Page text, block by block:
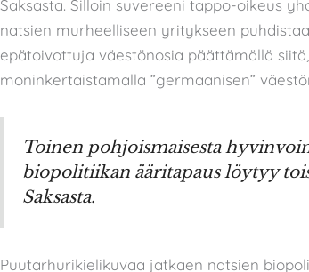
Saksasta. Silloin suvereeni tappo-oikeus
natsien murheelliseen yritykseen
epätoivottuja väestönosia päättämällä
moninkertaistamalla ”germaanisen”
Toinen pohjoismaisesta
biopolitiikan ääritapaus löytyy
Saksasta.
Puutarhurikielikuvaa jatkaen natsien